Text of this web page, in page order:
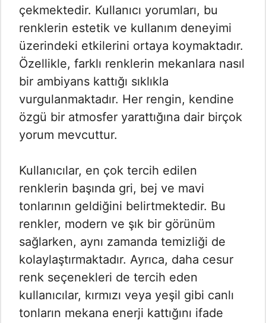
çekmektedir. Kullanıcı yorumları, bu
renklerin estetik ve kullanım deneyimi
üzerindeki etkilerini ortaya koymaktadır.
Özellikle, farklı renklerin mekanlara nasıl
bir ambiyans kattığı sıklıkla
vurgulanmaktadır. Her rengin, kendine
özgü bir atmosfer yarattığına dair birçok
yorum mevcuttur.
Kullanıcılar, en çok tercih edilen
renklerin başında gri, bej ve mavi
tonlarının geldiğini belirtmektedir. Bu
renkler, modern ve şık bir görünüm
sağlarken, aynı zamanda temizliği de
kolaylaştırmaktadır. Ayrıca, daha cesur
renk seçenekleri de tercih eden
kullanıcılar, kırmızı veya yeşil gibi canlı
tonların mekana enerji kattığını ifade